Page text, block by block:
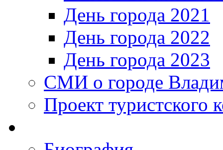
День города 2021
День города 2022
День города 2023
СМИ о городе
Проект туристского